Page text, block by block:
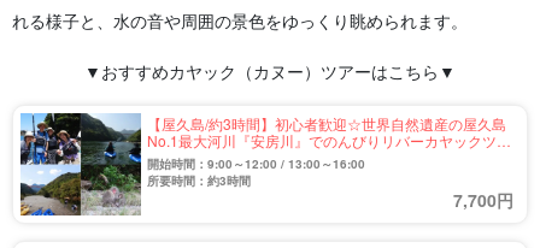
れる様子と、水の音や周囲の景色をゆっくり眺められます。
▼おすすめカヤック（カヌー）ツアーはこちら▼
【屋久島/約3時間】初心者歓迎☆世界自然遺産の屋久島
No.1最大河川『安房川』でのんびりリバーカヤックツア
ー＜2人乗り艇あり＞（No.82）
開始時間：9:00～12:00 / 13:00～16:00
所要時間：約3時間
7,700円